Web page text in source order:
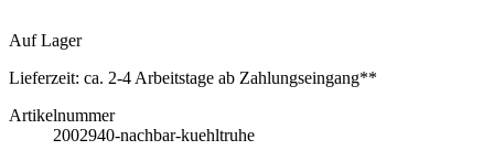
Auf Lager
Lieferzeit: ca. 2-4 Arbeitstage ab Zahlungseingang**
Artikelnummer
2002940-nachbar-kuehltruhe